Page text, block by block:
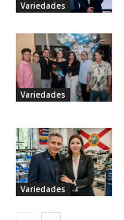
Variedades
Variedades
Variedades